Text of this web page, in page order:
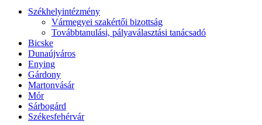
Székhelyintézmény
Vármegyei szakértői bizottság
Továbbtanulási, pályaválasztási tanácsadó
Bicske
Dunaújváros
Enying
Gárdony
Martonvásár
Mór
Sárbogárd
Székesfehérvár